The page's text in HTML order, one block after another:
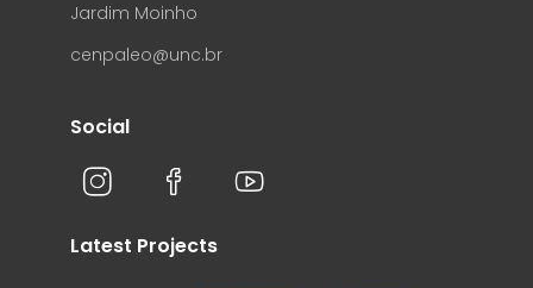
Jardim Moinho
cenpaleo@unc.br
Social
Latest Projects